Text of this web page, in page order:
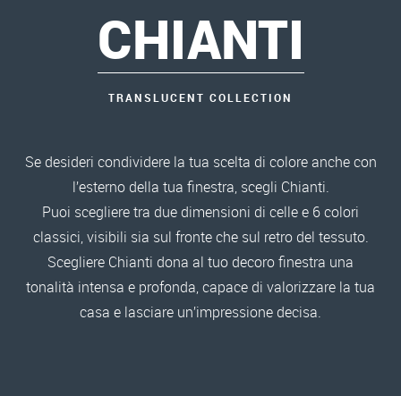
CHIANTI
TRANSLUCENT COLLECTION
Se desideri condividere la tua scelta di colore anche con
l’esterno della tua finestra, scegli Chianti.
Puoi scegliere tra due dimensioni di celle e 6 colori
classici, visibili sia sul fronte che sul retro del tessuto.
Scegliere Chianti dona al tuo decoro finestra una
tonalità intensa e profonda, capace di valorizzare la tua
casa e lasciare un’impressione decisa.